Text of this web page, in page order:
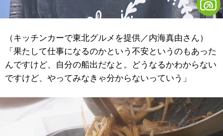
（キッチンカーで東北グルメを提供／内海真由さん）
「果たして仕事になるのかという不安というのもあった
んですけど、自分の船出だなと。どうなるかわからない
ですけど、やってみなきゃ分からないっていう」